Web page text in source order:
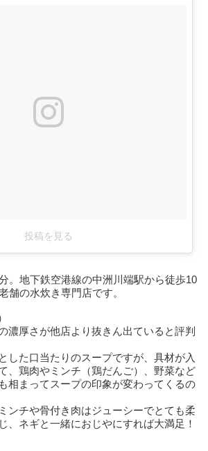
投稿を見る
。地下鉄空港線の中洲川端駅から徒歩10
舗の水炊き専門店です。
濃厚さが他店より抜きん出ていると評判
した口当たりのスープですが、具材が入
、鶏肉やミンチ（鶏だんご）、野菜など
相まってスープの印象が変わってくるの
ンチや骨付き肉はジューシーでとても柔
、ネギと一緒におじやにすれば大満足！